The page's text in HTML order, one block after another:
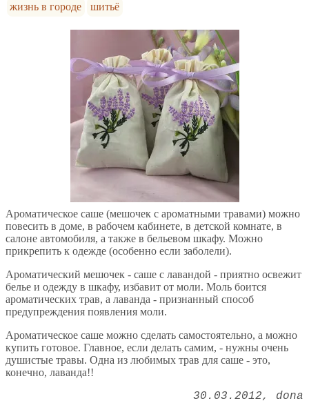
жизнь в городе
шитьё
Ароматическое саше (мешочек с ароматными травами) можно
повесить в доме, в рабочем кабинете, в детской комнате, в
салоне автомобиля, а также в бельевом шкафу. Можно
прикрепить к одежде (особенно если заболели).
Ароматический мешочек - саше с лавандой - приятно освежит
белье и одежду в шкафу, избавит от моли. Моль боится
ароматических трав, а лаванда - признанный способ
предупреждения появления моли.
Ароматическое саше можно сделать самостоятельно, а можно
купить готовое. Главное, если делать самим, - нужны очень
душистые травы. Одна из любимых трав для саше - это,
конечно, лаванда!!
30.03.2012 dona